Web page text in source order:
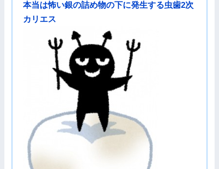
本当は怖い銀の詰め物の下に発生する虫歯2次
カリエス